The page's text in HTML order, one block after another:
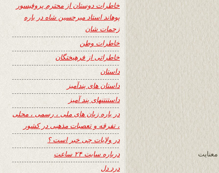
خاطرات دوستان از محترم پروفیسور
پوهاند استاد میرحسین شاه در باره
زحمات شان
خاطرات وطن
خاطراتی از فرهیختگان
داستان
داستان های پندآمیز
داستنتنهای پند آمیز
در باره زبان های ملی ، رسمی ، محلی
، تفرقه و تعصبات مذهبی در کشور
در ولایات چی خبر است ؟
درباره سایت ۲۴ ساعت
درد دل